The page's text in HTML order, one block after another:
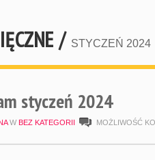
/ STYCZEŃ 2024
styczeń 2024
W BEZ KATEGORII MOŻLIWOŚĆ